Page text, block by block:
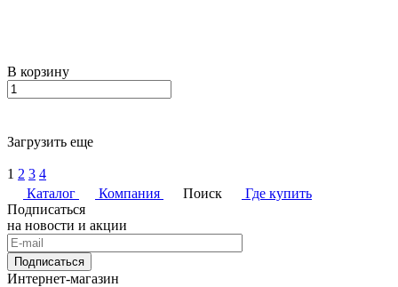
В корзину
Загрузить еще
1 2 3 4
Каталог
Компания Поиск
Где купить
Подписаться
на новости и акции
Подписаться
Интернет-магазин